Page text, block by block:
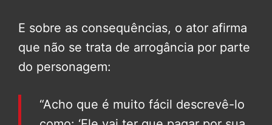
E sobre as consequências, o ator afirma
que não se trata de arrogância por parte
do personagem:
“Acho que é muito fácil descrevê-lo